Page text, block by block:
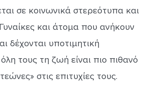
σε κοινωνικά στερεότυπα και
και άτομα που ανήκουν
δέχονται υποτιμητική
τους τη ζωή είναι πιο πιθανό
στις επιτυχίες τους.